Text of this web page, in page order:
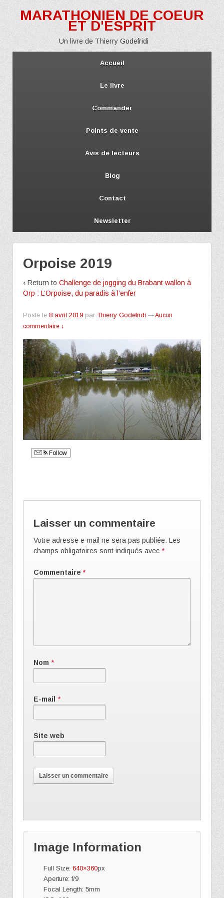
MARATHONIEN DE COEUR
ET D'ESPRIT
Un livre de Thierry Godefridi
Accueil
Le livre
Commander
Points de vente
Avis de lecteurs
Blog
Contact
Newsletter
Orpoise 2019
‹ Return to Challenge de jogging du Brabant wallon à
Orp : L’Orpoise, du paradis à l’enfer
Posté le 8 avril 2019 par Thierry Godefridi —Aucun
commentaire ↓
Follow
Laisser un commentaire
Votre adresse e-mail ne sera pas publiée. Les
champs obligatoires sont indiqués avec *
Commentaire *
Nom *
E-mail *
Site web
Image Information
Full Size: 640×360px
Aperture: f/9
Focal Length: 5mm